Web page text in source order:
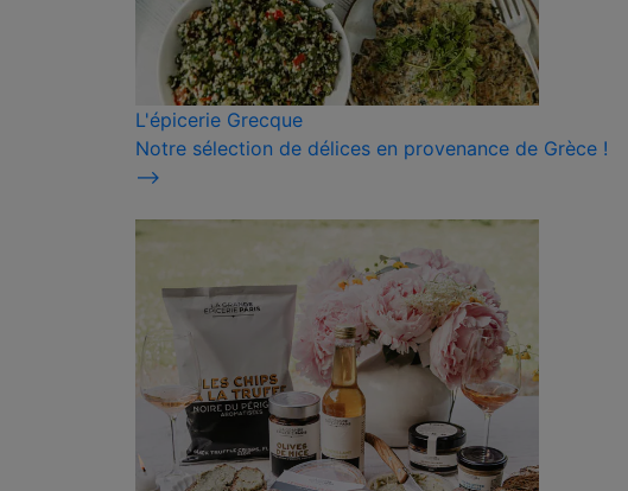
L'épicerie Grecque
Notre sélection de délices en provenance de Grèce !
⟶